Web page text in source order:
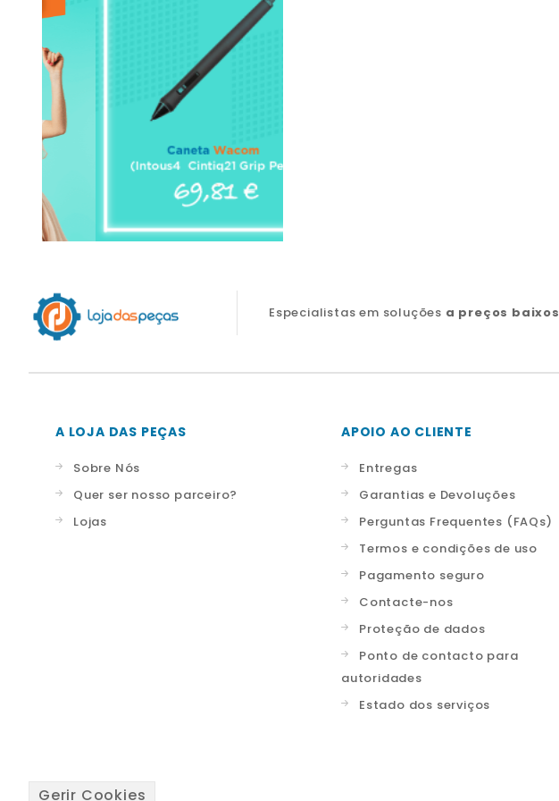
Especialistas em soluções a preços baixos
A LOJA DAS PEÇAS
Sobre Nós
Quer ser nosso parceiro?
Lojas
APOIO AO CLIENTE
Entregas
Garantias e Devoluções
Perguntas Frequentes (FAQs)
Termos e condições de uso
Pagamento seguro
Contacte-nos
Proteção de dados
Ponto de contacto para
autoridades
Estado dos serviços
Gerir Cookies